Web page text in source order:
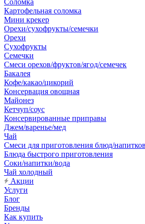
Соломка
Картофельная соломка
Мини крекер
Орехи/сухофрукты/семечки
Орехи
Сухофрукты
Семечки
Смеси орехов/фруктов/ягод/семечек
Бакалея
Кофе/какао/цикорий
Консервация овощная
Майонез
Кетчуп/соус
Консервированные приправы
Джем/варенье/мед
Чай
Смеси для приготовления блюд/
Блюда быстрого приготовления
Соки/напитки/вода
Чай холодный
Акции
Услуги
Блог
Бренды
Как купить